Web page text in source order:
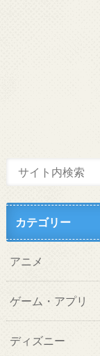
カテゴリー
アニメ
ゲーム・アプリ
ディズニー